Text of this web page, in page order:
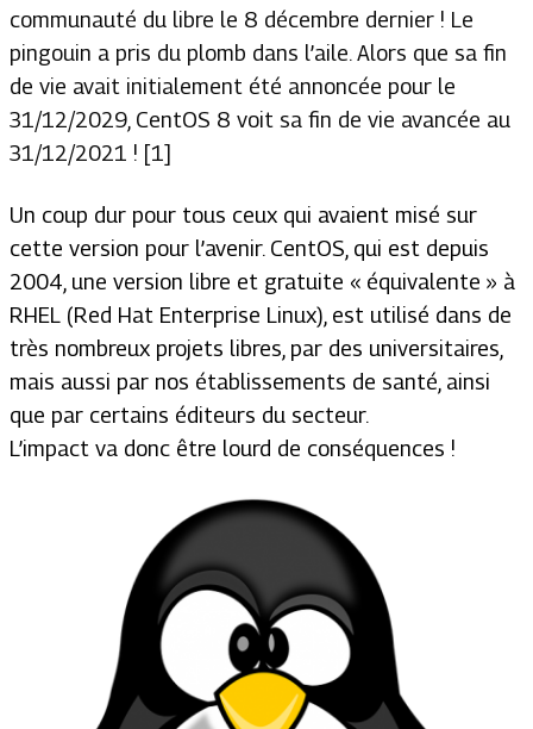
communauté du libre le 8 décembre dernier ! Le
pingouin a pris du plomb dans l’aile. Alors que sa fin
de vie avait initialement été annoncée pour le
31/12/2029, CentOS 8 voit sa fin de vie avancée au
31/12/2021 ! [1]
Un coup dur pour tous ceux qui avaient misé sur
cette version pour l’avenir. CentOS, qui est depuis
2004, une version libre et gratuite « équivalente » à
RHEL (Red Hat Enterprise Linux), est utilisé dans de
très nombreux projets libres, par des universitaires,
mais aussi par nos établissements de santé, ainsi
que par certains éditeurs du secteur.
L’impact va donc être lourd de conséquences !